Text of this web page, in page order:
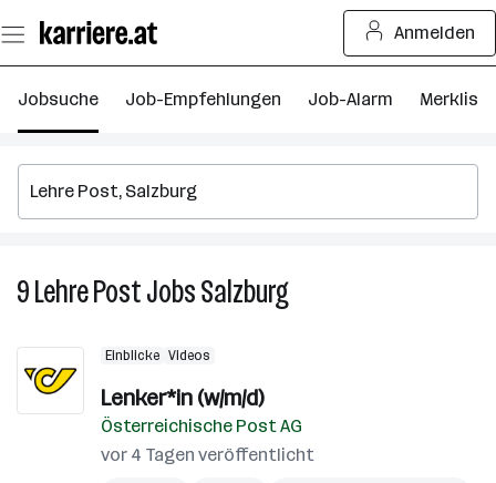
Seiteninhalt
springen
Anmelden
Jobsuche Job-Empfehlungen Job-Alarm Merkliste
9Lehre PostJobsSalzburg9
Lehre
Salzburg
Einblicke Videos
Lenker*in (w/m/d)
Österreichische Post AG
vor 4 Tagen veröffentlicht